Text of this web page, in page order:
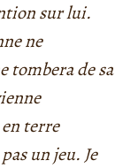
sur lui.
ne
tombera de sa
en terre
un jeu. Je